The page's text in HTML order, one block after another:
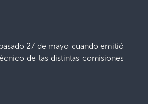
27 de mayo cuando emitió
de las distintas comisiones